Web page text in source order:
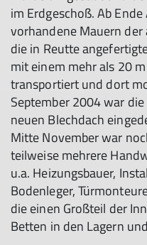
im Erdgeschoß. Ab
vorhandene Mauern
die in Reutte
mit einem mehr als 20
transportiert und dort
September 2004 war
neuen Blechdach
Mitte November war
teilweise mehrere
u.a. Heizungsbauer,
Bodenleger,
die einen Großteil der
Betten in den Lagern